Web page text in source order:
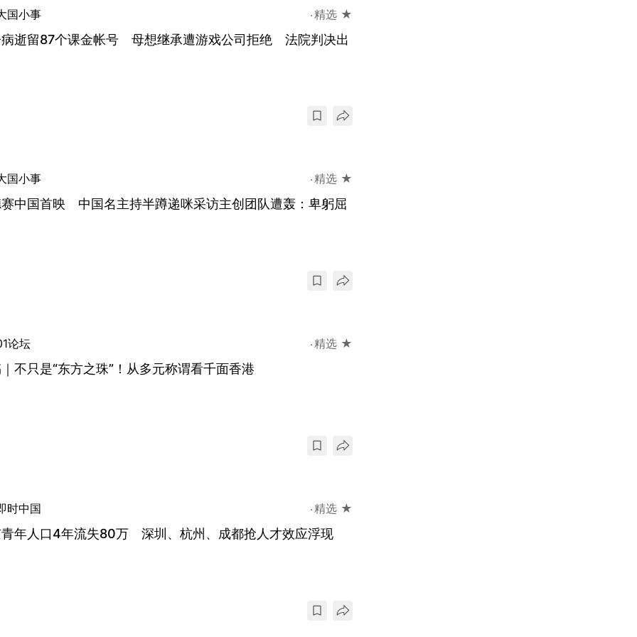
国小事 精选 ★
逝留87个课金帐号 母想继承遭游戏公司拒绝 法院判决出
国小事 精选 ★
中国首映 中国名主持半蹲递咪采访主创团队遭轰：卑躬屈
论坛 精选 ★
不只是“东方之珠”！从多元称谓看千面香港
时中国 精选 ★
年人口4年流失80万 深圳、杭州、成都抢人才效应浮现